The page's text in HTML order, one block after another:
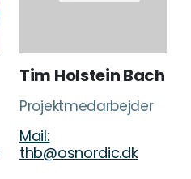
Tim Holstein Bach
Projektmedarbejder
Mail:
thb@osnordic.dk